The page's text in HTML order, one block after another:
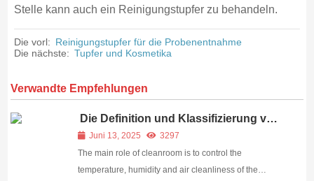
Stelle kann auch ein Reinigungstupfer zu behandeln.
Die vorl: Reinigungstupfer für die Probenentnahme
Die nächste: Tupfer und Kosmetika
Verwandte Empfehlungen
Die Definition und Klassifizierung von
Reinräumen
Juni 13, 2025
3297
The main role of cleanroom is to control the
temperature, humidity and air cleanliness of the